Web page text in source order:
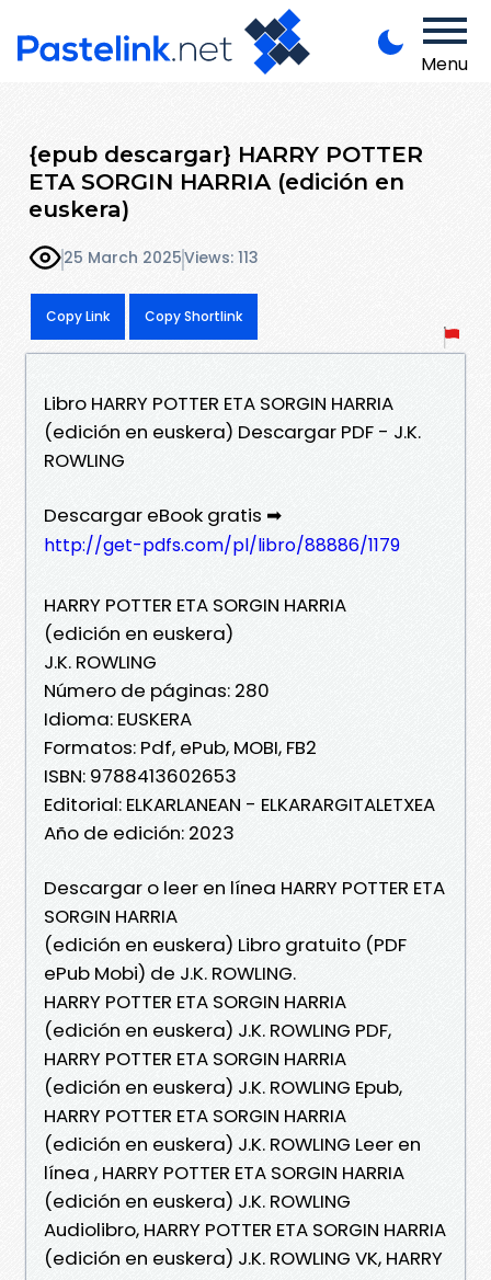
Menu
{epub descargar} HARRY POTTER
ETA SORGIN HARRIA (edición en
euskera)
25 March 2025Views: 113
Copy Link Copy Shortlink
Libro HARRY POTTER ETA SORGIN HARRIA
(edición en euskera) Descargar PDF - J.K.
ROWLING
Descargar eBook gratis ➡
http://get-pdfs.com/pl/libro/88886/1179
HARRY POTTER ETA SORGIN HARRIA
(edición en euskera)
J.K. ROWLING
Número de páginas: 280
Idioma: EUSKERA
Formatos: Pdf, ePub, MOBI, FB2
ISBN: 9788413602653
Editorial: ELKARLANEAN - ELKARARGITALETXEA
Año de edición: 2023
Descargar o leer en línea HARRY POTTER ETA
SORGIN HARRIA
(edición en euskera) Libro gratuito (PDF
ePub Mobi) de J.K. ROWLING.
HARRY POTTER ETA SORGIN HARRIA
(edición en euskera) J.K. ROWLING PDF,
HARRY POTTER ETA SORGIN HARRIA
(edición en euskera) J.K. ROWLING Epub,
HARRY POTTER ETA SORGIN HARRIA
(edición en euskera) J.K. ROWLING Leer en
línea , HARRY POTTER ETA SORGIN HARRIA
(edición en euskera) J.K. ROWLING
Audiolibro, HARRY POTTER ETA SORGIN HARRIA
(edición en euskera) J.K. ROWLING VK, HARRY